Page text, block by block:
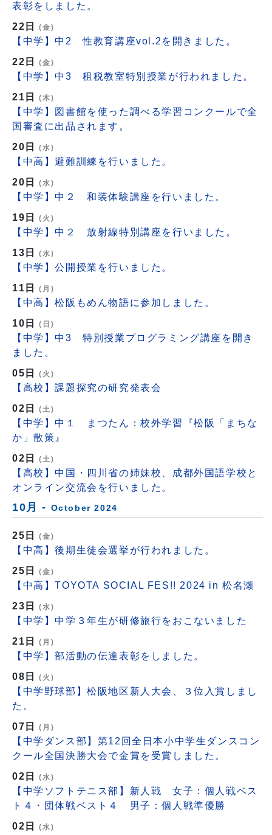
表彰をしました。
22日(金)
【中学】中2 性教育講座vol.2を開きました。
22日(金)
【中学】中3 租税教室特別授業が行われました。
21日(木)
【中学】図書館を使った調べる学習コンクールで全
国審査に出品されます。
20日(水)
【中高】避難訓練を行いました。
20日(水)
【中学】中２ 和装体験講座を行いました。
19日(火)
【中学】中２ 放射線特別講座を行いました。
13日(水)
【中学】公開授業を行いました。
11日(月)
【中高】松阪もめん物語に参加しました。
10日(日)
【中学】中3 特別授業プログラミング講座を開き
ました。
05日(火)
【高校】課題探究の研究発表会
02日(土)
【中学】中１ まつたん：校外学習『松阪「まちな
か」散策』
02日(土)
【高校】中国・四川省の姉妹校、成都外国語学校と
オンライン交流会を行いました。
10月 - October 2024
25日(金)
【中高】後期生徒会選挙が行われました。
25日(金)
【中高】TOYOTA SOCIAL FES!! 2024 in 松名瀬
23日(水)
【中学】中学３年生が研修旅行をおこないました
21日(月)
【中学】部活動の伝達表彰をしました。
08日(火)
【中学野球部】松阪地区新人大会、３位入賞しまし
た。
07日(月)
【中学ダンス部】第12回全日本小中学生ダンスコン
クール全国決勝大会で金賞を受賞しました。
02日(水)
【中学ソフトテニス部】新人戦 女子：個人戦ベス
ト４・団体戦ベスト４ 男子：個人戦準優勝
02日(水)